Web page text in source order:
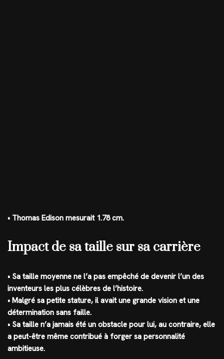
• Thomas Edison mesurait 1.78 cm.
Impact de sa taille sur sa carrière
• Sa taille moyenne ne l’a pas empêché de devenir l’un des
inventeurs les plus célèbres de l’histoire.
• Malgré sa petite stature, il avait une grande vision et une
détermination sans faille.
• Sa taille n’a jamais été un obstacle pour lui, au contraire, elle
a peut-être même contribué à forger sa personnalité
ambitieuse.